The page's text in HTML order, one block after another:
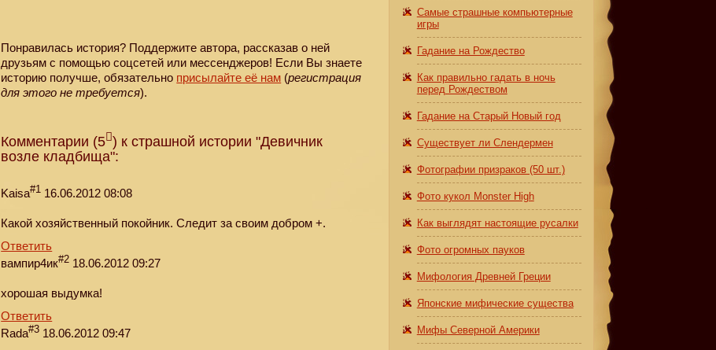
Понравилась история? Поддержите автора, рассказав о ней
друзьям с помощью соцсетей или мессенджеров! Если Вы знаете
историю получше, обязательно присылайте её нам (регистрация
для этого не требуется).
Комментарии (5 ) к страшной истории "Девичник
возле кладбища":
Kaisa#1 16.06.2012 08:08
Какой хозяйственный покойник. Следит за своим добром +.
Ответить
вампир4ик#2 18.06.2012 09:27
хорошая выдумка!
Ответить
Rada#3 18.06.2012 09:47
Самые страшные компьютерные
игры
Гадание на Рождество
Как правильно гадать в ночь
перед Рождеством
Гадание на Старый Новый год
Существует ли Слендермен
Фотографии призраков (50 шт.)
Фото кукол Monster High
Как выглядят настоящие русалки
Фото огромных пауков
Мифология Древней Греции
Японские мифические существа
Мифы Северной Америки